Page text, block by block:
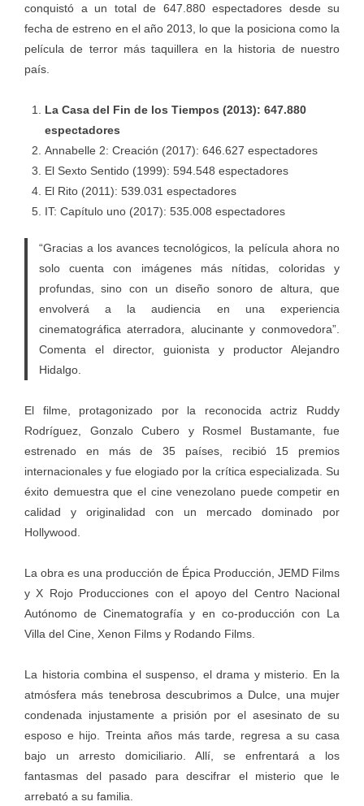
conquistó a un total de 647.880 espectadores desde su
fecha de estreno en el año 2013, lo que la posiciona como la
película de terror más taquillera en la historia de nuestro
país.
La Casa del Fin de los Tiempos (2013): 647.880
espectadores
Annabelle 2: Creación (2017): 646.627 espectadores
El Sexto Sentido (1999): 594.548 espectadores
El Rito (2011): 539.031 espectadores
IT: Capítulo uno (2017): 535.008 espectadores
“Gracias a los avances tecnológicos, la película ahora no
solo cuenta con imágenes más nítidas, coloridas y
profundas, sino con un diseño sonoro de altura, que
envolverá a la audiencia en una experiencia
cinematográfica aterradora, alucinante y conmovedora”.
Comenta el director, guionista y productor Alejandro
Hidalgo.
El filme, protagonizado por la reconocida actriz Ruddy
Rodríguez, Gonzalo Cubero y Rosmel Bustamante, fue
estrenado en más de 35 países, recibió 15 premios
internacionales y fue elogiado por la crítica especializada. Su
éxito demuestra que el cine venezolano puede competir en
calidad y originalidad con un mercado dominado por
Hollywood.
La obra es una producción de Épica Producción, JEMD Films
y X Rojo Producciones con el apoyo del Centro Nacional
Autónomo de Cinematografía y en co-producción con La
Villa del Cine, Xenon Films y Rodando Films.
La historia combina el suspenso, el drama y misterio. En la
atmósfera más tenebrosa descubrimos a Dulce, una mujer
condenada injustamente a prisión por el asesinato de su
esposo e hijo. Treinta años más tarde, regresa a su casa
bajo un arresto domiciliario. Allí, se enfrentará a los
fantasmas del pasado para descifrar el misterio que le
arrebató a su familia.